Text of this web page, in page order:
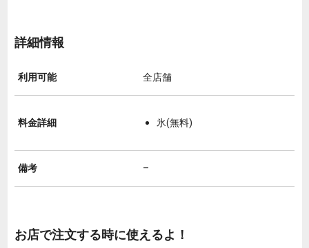
詳細情報
利用可能 全店舗
料金詳細 氷(無料)
備考 –
お店で注文する時に使えるよ！